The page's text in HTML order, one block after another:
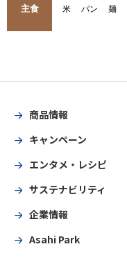
主食 米 パン 麺
商品情報
キャンペーン
エンタメ・レシピ
サステナビリティ
企業情報
Asahi Park